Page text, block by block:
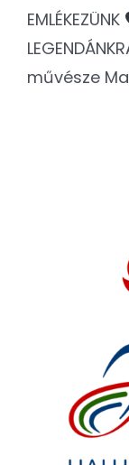
EMLÉKEZÜNK
művésze Ma